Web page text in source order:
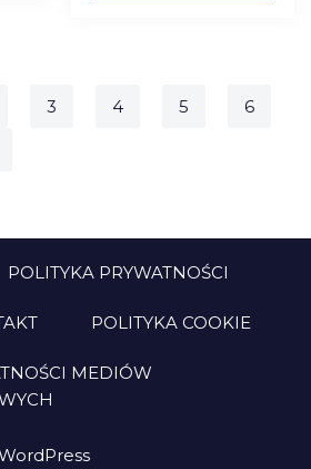
3 4 5 6
POLITYKA PRYWATNOŚCI
POLITYKA COOKIE
MEDIÓW